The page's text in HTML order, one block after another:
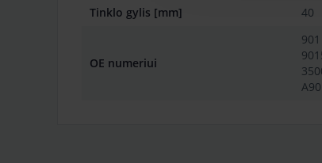
Tinklo gylis [mm]
40
OE numeriui